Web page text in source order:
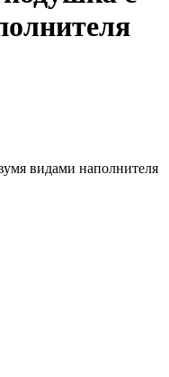
видами наполнителя